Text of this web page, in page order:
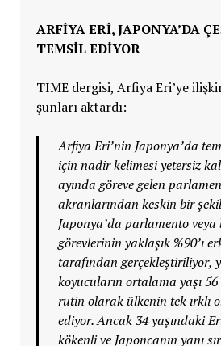
ARFİYA ERİ, JAPONYA’DA
TEMSİL EDİYOR
TIME dergisi, Arfiya Eri’ye
şunları aktardı:
Arfiya Eri’nin Japonya’da
için nadir kelimesi yetersiz
ayında göreve gelen
akranlarından keskin bir
Japonya’da parlamento veya
görevlerinin yaklaşık %90’ı
tarafından gerçekleştiriliyor,
koyucuların ortalama yaşı
rutin olarak ülkenin tek ırklı
ediyor. Ancak 34 yaşındaki
kökenli ve Japoncanın yanı